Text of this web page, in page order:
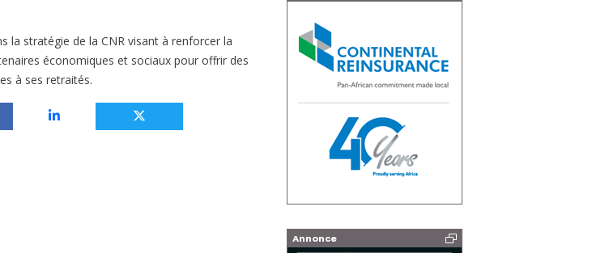
la stratégie de la CNR visant à renforcer la
économiques et sociaux pour offrir des
à ses retraités.
Annonce